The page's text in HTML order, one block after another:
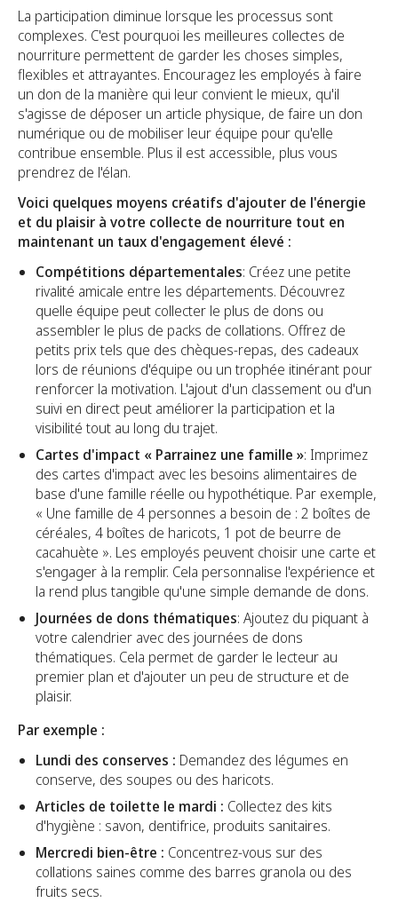
La participation diminue lorsque les processus sont
complexes. C'est pourquoi les meilleures collectes de
nourriture permettent de garder les choses simples,
flexibles et attrayantes. Encouragez les employés à faire
un don de la manière qui leur convient le mieux, qu'il
s'agisse de déposer un article physique, de faire un don
numérique ou de mobiliser leur équipe pour qu'elle
contribue ensemble. Plus il est accessible, plus vous
prendrez de l'élan.
Voici quelques moyens créatifs d'ajouter de l'énergie
et du plaisir à votre collecte de nourriture tout en
maintenant un taux d'engagement élevé :
Compétitions départementales: Créez une petite
rivalité amicale entre les départements. Découvrez
quelle équipe peut collecter le plus de dons ou
assembler le plus de packs de collations. Offrez de
petits prix tels que des chèques-repas, des cadeaux
lors de réunions d'équipe ou un trophée itinérant pour
renforcer la motivation. L'ajout d'un classement ou d'un
suivi en direct peut améliorer la participation et la
visibilité tout au long du trajet.
Cartes d'impact « Parrainez une famille »: Imprimez
des cartes d'impact avec les besoins alimentaires de
base d'une famille réelle ou hypothétique. Par exemple,
« Une famille de 4 personnes a besoin de : 2 boîtes de
céréales, 4 boîtes de haricots, 1 pot de beurre de
cacahuète ». Les employés peuvent choisir une carte et
s'engager à la remplir. Cela personnalise l'expérience et
la rend plus tangible qu'une simple demande de dons.
Journées de dons thématiques: Ajoutez du piquant à
votre calendrier avec des journées de dons
thématiques. Cela permet de garder le lecteur au
premier plan et d'ajouter un peu de structure et de
plaisir.
Par exemple :
Lundi des conserves : Demandez des légumes en
conserve, des soupes ou des haricots.
Articles de toilette le mardi : Collectez des kits
d'hygiène : savon, dentifrice, produits sanitaires.
Mercredi bien-être : Concentrez-vous sur des
collations saines comme des barres granola ou des
fruits secs.